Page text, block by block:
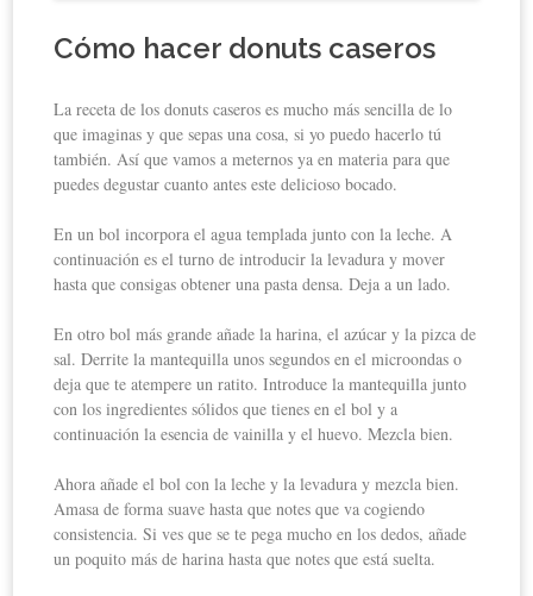
Cómo hacer donuts caseros
La receta de los donuts caseros es mucho más sencilla de lo
que imaginas y que sepas una cosa, si yo puedo hacerlo tú
también. Así que vamos a meternos ya en materia para que
puedes degustar cuanto antes este delicioso bocado.
En un bol incorpora el agua templada junto con la leche. A
continuación es el turno de introducir la levadura y mover
hasta que consigas obtener una pasta densa. Deja a un lado.
En otro bol más grande añade la harina, el azúcar y la pizca de
sal. Derrite la mantequilla unos segundos en el microondas o
deja que te atempere un ratito. Introduce la mantequilla junto
con los ingredientes sólidos que tienes en el bol y a
continuación la esencia de vainilla y el huevo. Mezcla bien.
Ahora añade el bol con la leche y la levadura y mezcla bien.
Amasa de forma suave hasta que notes que va cogiendo
consistencia. Si ves que se te pega mucho en los dedos, añade
un poquito más de harina hasta que notes que está suelta.